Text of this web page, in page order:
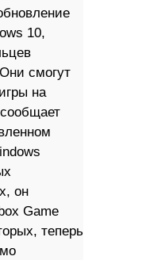
10,
смогут
на
он
Game
теперь